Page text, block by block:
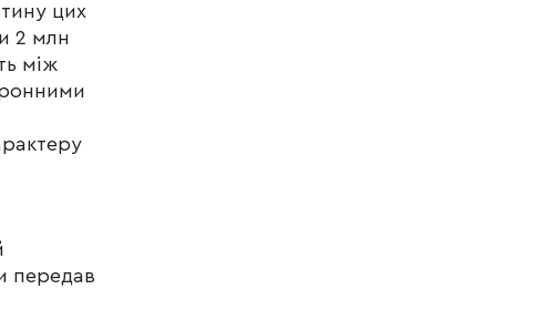
цих
2 млн
між
передав